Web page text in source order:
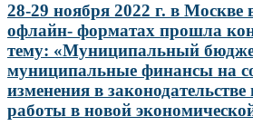
28-29 ноября 2022 г. в Москве
офлайн- форматах прошла
тему: «Муниципальный
муниципальные финансы на
изменения в законодательстве
работы в новой